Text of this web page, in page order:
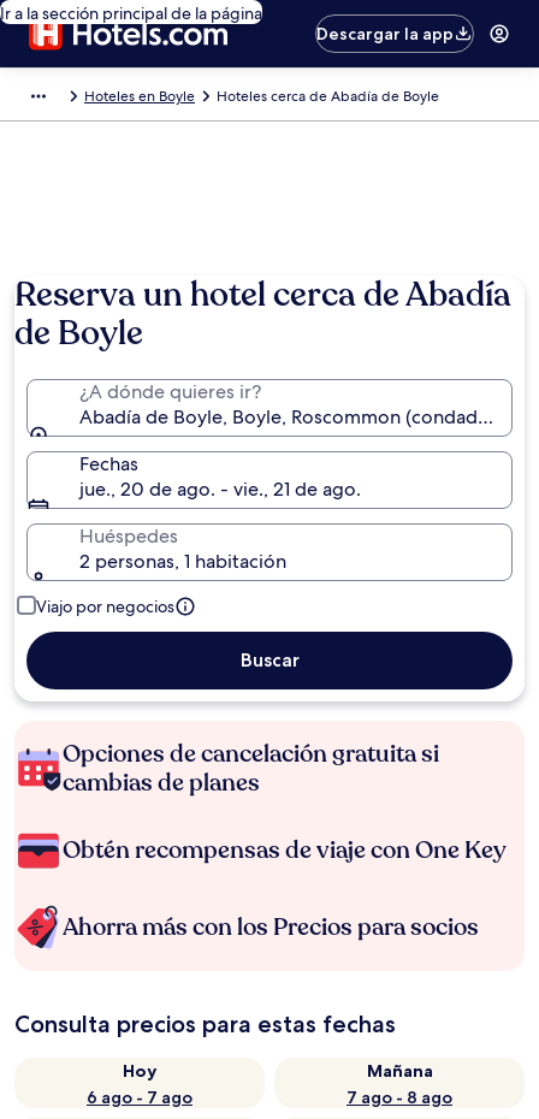
Ir a la sección principal de la página
Descargar la app
Hoteles en Boyle Hoteles cerca de Abadía de Boyle
Reserva un hotel cerca de Abadía
de Boyle
¿A dónde quieres ir?
Abadía de Boyle, Boyle, Roscommon (condado),
Fechas
jue., 20 de ago. - vie., 21 de ago.
Huéspedes
2 personas, 1 habitación
Viajo por negocios
Buscar
Opciones de cancelación gratuita si
cambias de planes
Obtén recompensas de viaje con One Key
Ahorra más con los Precios para socios
Consulta precios para estas fechas
Hoy
6 ago - 7 ago
Mañana
7 ago - 8 ago